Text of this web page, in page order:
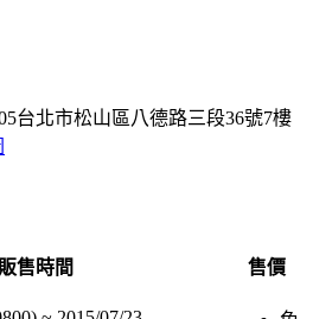
台北市松山區八德路三段36號7樓
販售時間 售價